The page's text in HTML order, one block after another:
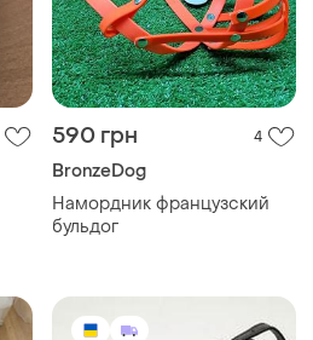
590 грн 4
BronzeDog
Намордник французский
бульдог